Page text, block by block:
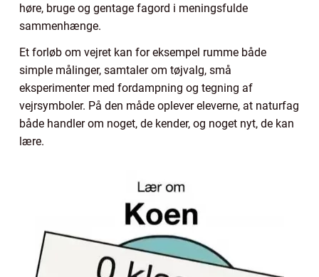
høre, bruge og gentage fagord i meningsfulde
sammenhænge.
Et forløb om vejret kan for eksempel rumme både
simple målinger, samtaler om tøjvalg, små
eksperimenter med fordampning og tegning af
vejrsymboler. På den måde oplever eleverne, at naturfag
både handler om noget, de kender, og noget nyt, de kan
lære.